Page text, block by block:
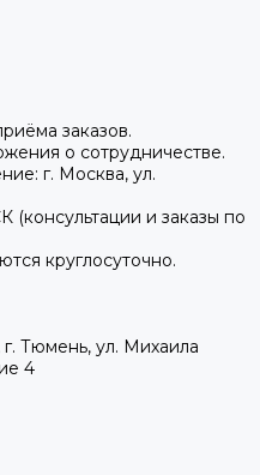
заказов.
о сотрудничестве.
г. Москва, ул.
(консультации и заказы по
круглосуточно.
Тюмень, ул. Михаила
4